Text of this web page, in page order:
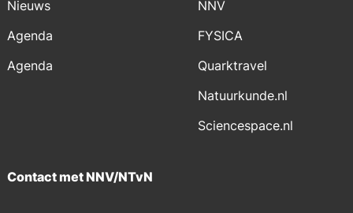
Nieuws
Agenda
Agenda
NNV
FYSICA
Quarktravel
Natuurkunde.nl
Sciencespace.nl
Contact met NNV/NTvN